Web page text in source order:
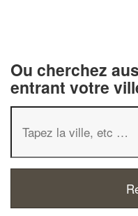
Ou cherchez
entrant votre